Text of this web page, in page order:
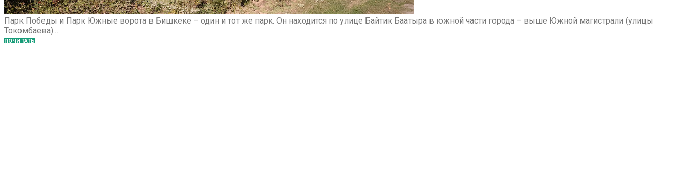
Парк Победы и Парк Южные ворота в Бишкеке – один и тот же парк. Он находится по улице Байтик Баатыра в южной части города – выше Южной магистрали (улицы
Токомбаева).…
ПОЧИТАТЬ